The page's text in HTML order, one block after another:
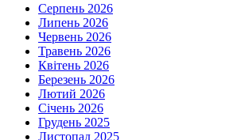
Серпень 2026
Липень 2026
Червень 2026
Травень 2026
Квітень 2026
Березень 2026
Лютий 2026
Січень 2026
Грудень 2025
Листопад 2025